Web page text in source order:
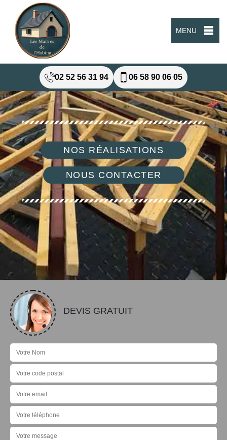
MENU
02 52 56 31 94 06 58 90 06 05
NOS RÉALISATIONS
NOUS CONTACTER
DEVIS GRATUIT